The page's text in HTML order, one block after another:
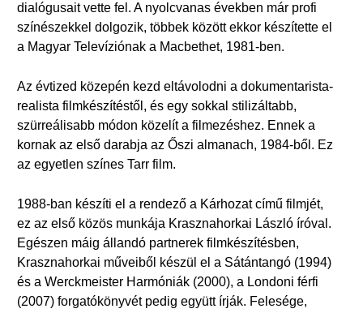
dialógusait vette fel. A nyolcvanas években már profi
színészekkel dolgozik, többek között ekkor készítette el
a Magyar Televíziónak a Macbethet, 1981-ben.
Az évtized közepén kezd eltávolodni a dokumentarista-
realista filmkészítéstől, és egy sokkal stilizáltabb,
szürreálisabb módon közelít a filmezéshez. Ennek a
kornak az első darabja az Őszi almanach, 1984-ből. Ez
az egyetlen színes Tarr film.
1988-ban készíti el a rendező a Kárhozat című filmjét,
ez az első közös munkája Krasznahorkai László íróval.
Egészen máig állandó partnerek filmkészítésben,
Krasznahorkai műveiből készül el a Sátántangó (1994)
és a Werckmeister Harmóniák (2000), a Londoni férfi
(2007) forgatókönyvét pedig együtt írják. Felesége,